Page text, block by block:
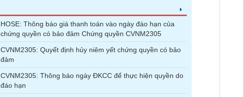
HOSE: Thông báo giá thanh toán vào ngày đáo hạn của
chứng quyền có bảo đảm Chứng quyền CVNM2305
CVNM2305: Quyết định hủy niêm yết chứng quyền có bảo
đảm
CVNM2305: Thông báo ngày ĐKCC để thực hiện quyền do
đáo hạn